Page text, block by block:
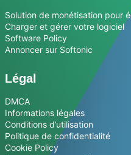
Solution de monétisation pour
Charger et gérer votre logiciel
Software Policy
Annoncer sur Softonic
Légal
DMCA
Informations légales
Conditions d’utilisation
Politique de confidentialité
Cookie Policy